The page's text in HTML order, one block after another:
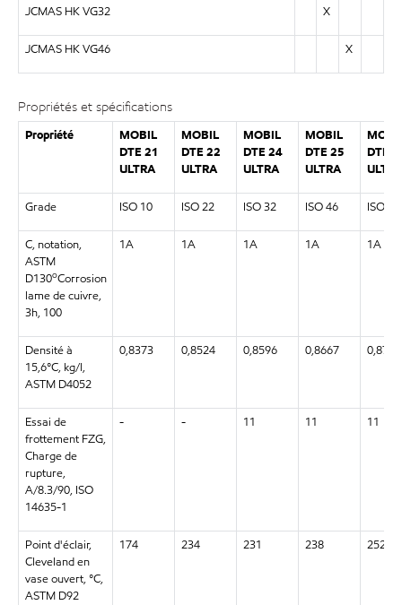
JCMAS HK VG32 X
JCMAS HK VG46 X
Propriétés et spécifications
Propriété
MOBIL
DTE 21
ULTRA
MOBIL
DTE 22
ULTRA
MOBIL
DTE 24
ULTRA
MOBIL
DTE 25
ULTRA
DTE
ULTRA
Grade ISO 10 ISO 22 ISO 32 ISO 46 ISO 68
C, notation,
ASTM
D130oCorrosion
lame de cuivre,
3h, 100
1A 1A 1A 1A 1A
Densité à
15,6°C, kg/l,
ASTM D4052
0,8373 0,8524 0,8596 0,8667 0,8743
Essai de
frottement FZG,
Charge de
rupture,
A/8.3/90, ISO
14635-1
- - 11 11 11
Point d'éclair,
Cleveland en
vase ouvert, °C,
ASTM D92
174 234 231 238 252